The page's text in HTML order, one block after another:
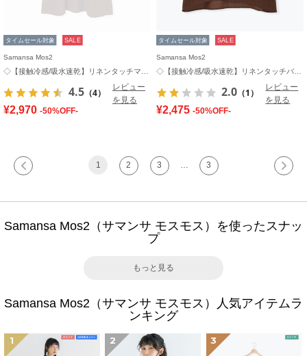
タイムセール対象 SALE
Samansa Mos2
4.5 （4）
レビュー
を見る
¥2,970 -50%OFF-
タイムセール対象 SALE
Samansa Mos2
2.0 （1）
レビュー
を見る
¥2,475 -50%OFF-
1 2 3 3
Samansa Mos2（サマンサ モスモス）を使ったスナッ
プ
もっと見る
Samansa Mos2（サマンサ モスモス）人気アイテムラ
ンキング
1 2 3